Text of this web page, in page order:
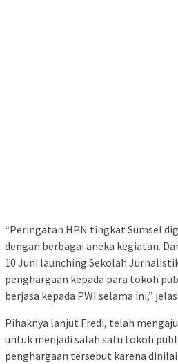
“Peringatan HPN tingkat Sumsel
dengan berbagai aneka kegiatan.
10 Juni launching Sekolah
penghargaan kepada para tokoh
berjasa kepada PWI selama ini,”
Pihaknya lanjut Fredi, telah
untuk menjadi salah satu tokoh
penghargaan tersebut karena